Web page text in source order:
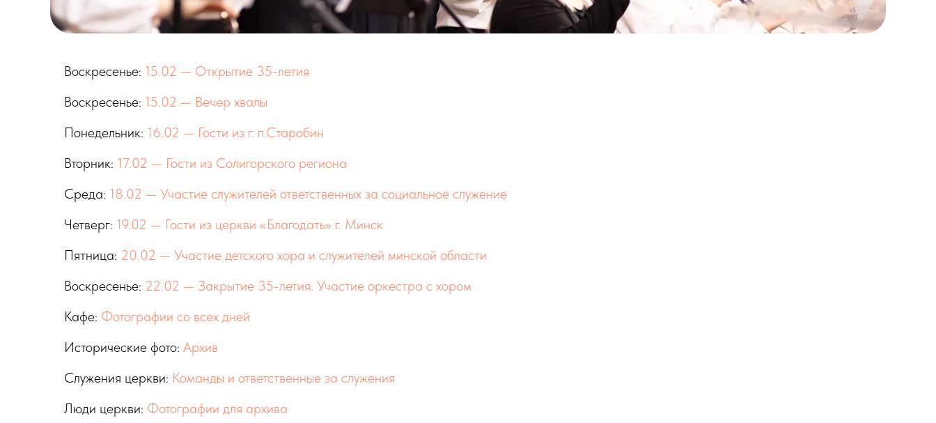
Воскресенье: 15.02 — Открытие 35-летия
Воскресенье: 15.02 — Вечер хвалы
Понедельник: 16.02 — Гости из г. п.Старобин
Вторник: 17.02 — Гости из Солигорского региона
Среда: 18.02 — Участие служителей ответственных за социальное служение
Четверг: 19.02 — Гости из церкви «Благодать» г. Минск
Пятница: 20.02 — Участие детского хора и служителей минской области
Воскресенье: 22.02 — Закрытие 35-летия. Участие оркестра с хором
Кафе: Фотографии со всех дней
Исторические фото: Архив
Служения церкви: Команды и ответственные за служения
Люди церкви: Фотографии для архива